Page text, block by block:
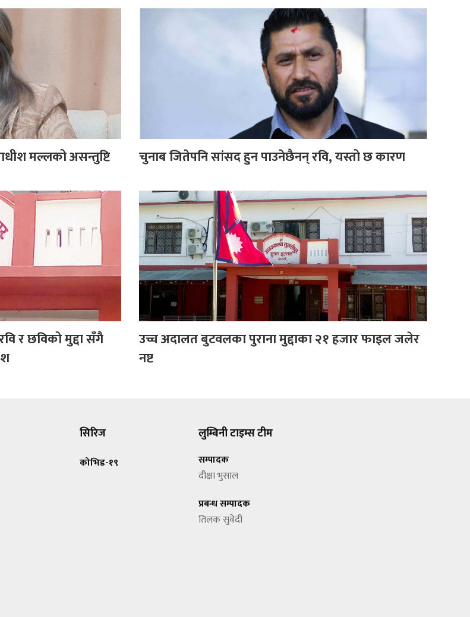
मल्लको असन्तुष्टि चुनाब जितेपनि सांसद हुन पाउनेछैनन् रवि, यस्तो छ कारण
र छविको मुद्दा सँगै
उच्च अदालत बुटवलका पुराना मुद्दाका २१ हजार फाइल जलेर
नष्ट
सिरिज
कोभिड-१९
लुम्बिनी टाइम्स टीम
सम्पादक
दीक्षा भुसाल
प्रबन्ध सम्पादक
तिलक सुवेदी